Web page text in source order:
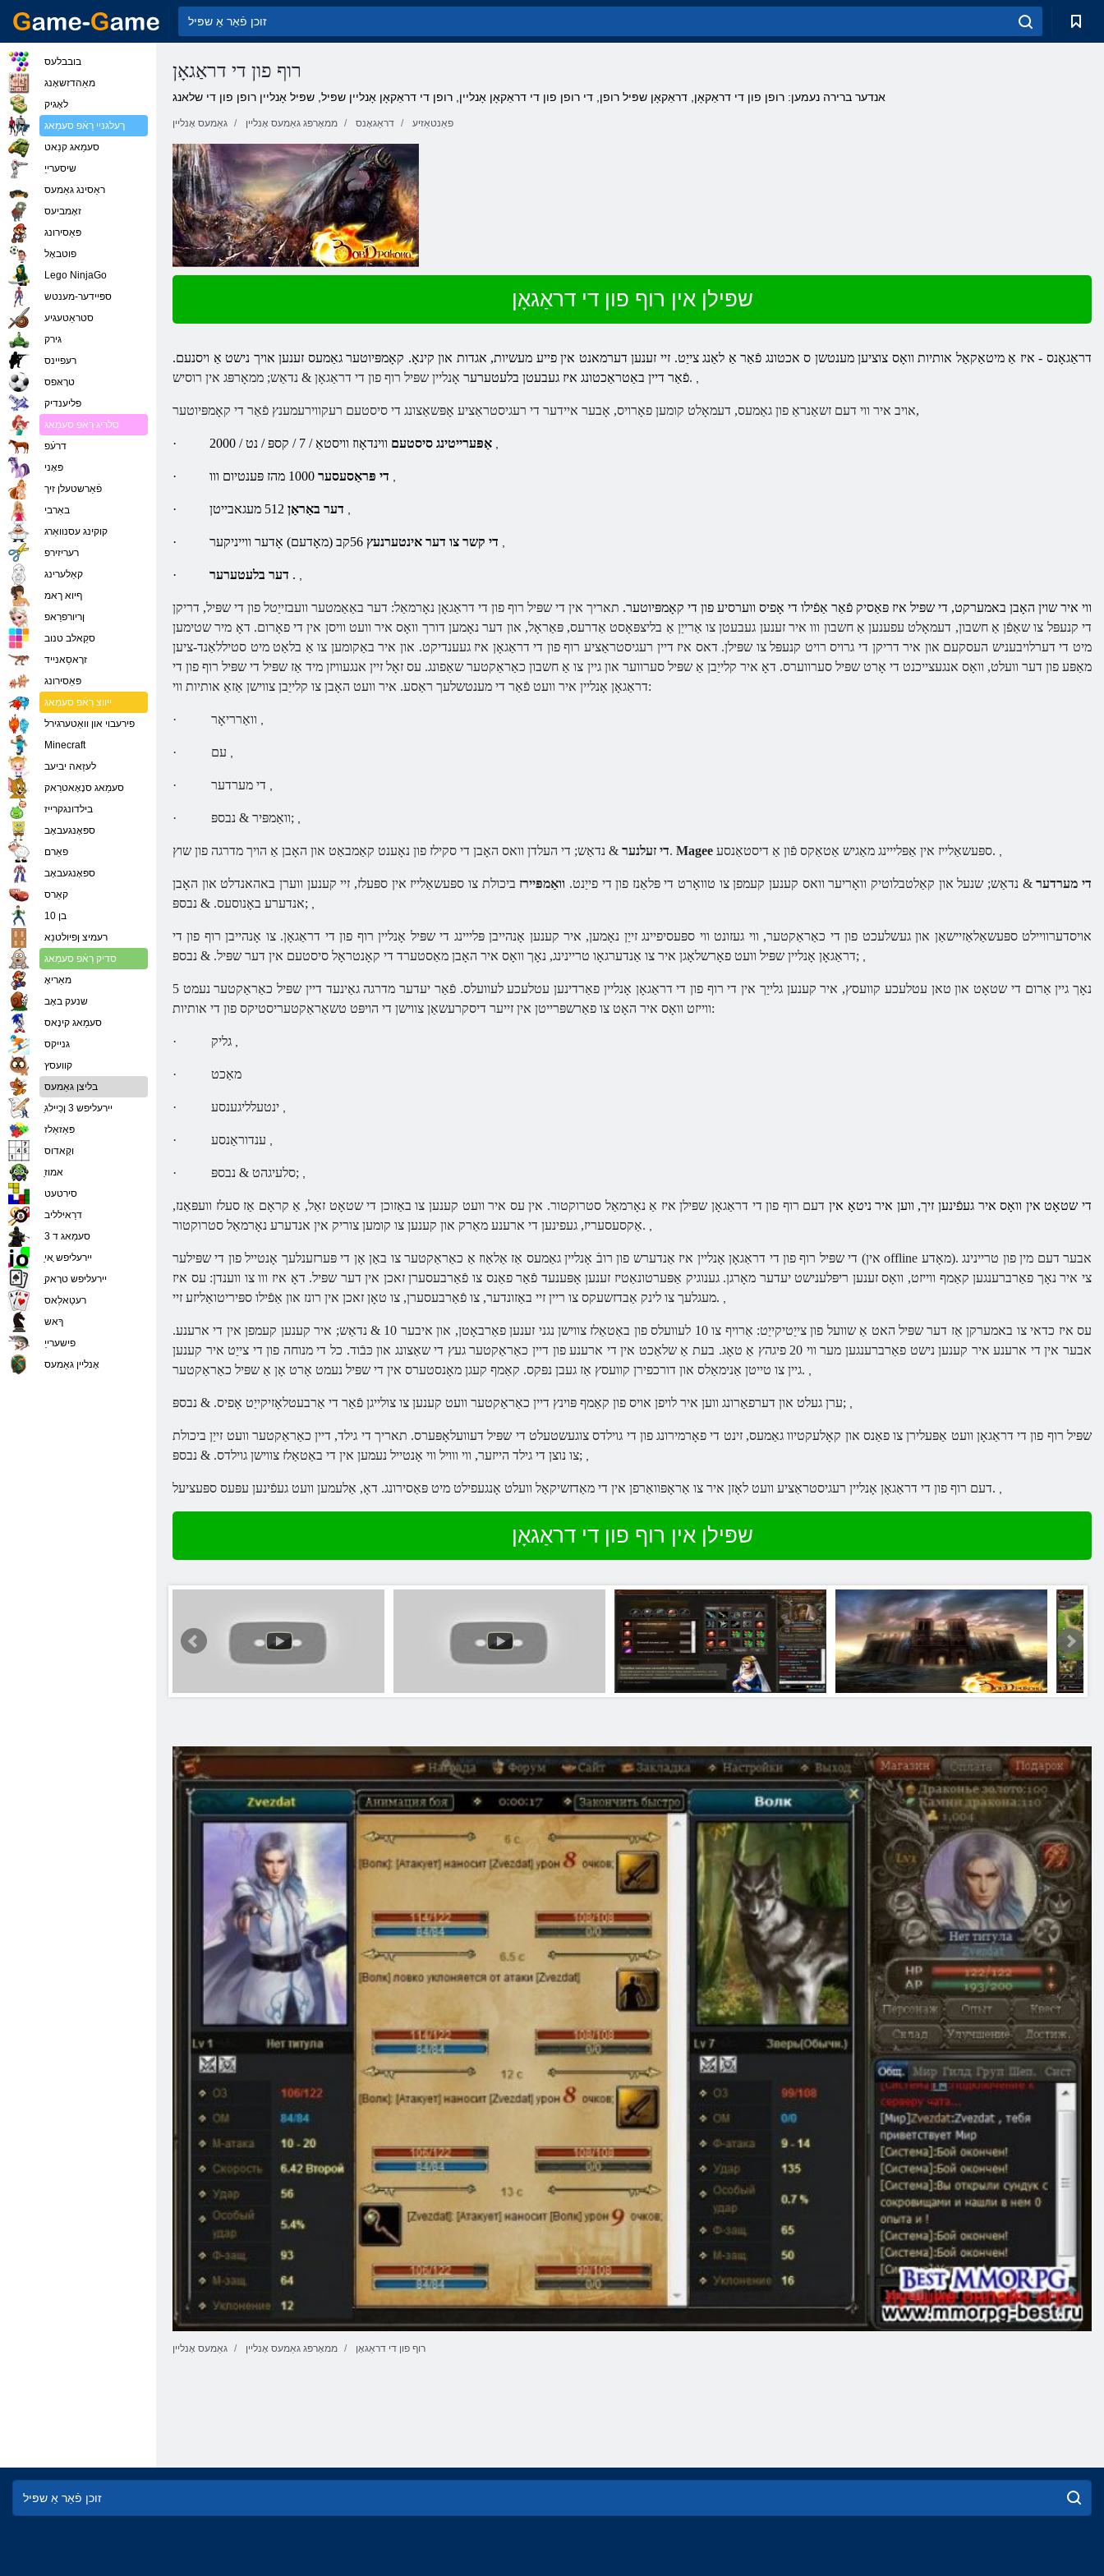
רוף פון די דראַגאָן
אנדער ברירה נעמען: רופן פון די דראַקאָן, דראַקאָן שפּיל רופן, די רופן פון די דראַקאָן אָנליין, רופן די דראַקאָן אָנליין שפּיל, שפּיל אָנליין רופן פון די שלאנג
גאַמעס אָנליין ממאָרפּג גאַמעס אָנליין דראַגאָנס פאַנטאַזיע
שפּילן אין רוף פון די דראַגאָן
דראַגאָנס - איז אַ מיטאַקאַל אותיות וואָס צוציען מענטשן ס אכטונג פֿאַר אַ לאַנג צייַט. זיי זענען דערמאנט אין פייע מעשיות, אגדות און קינאָ. קאָמפּיוטער גאַמעס זענען אויך נישט אַ ויסנעם.
פֿאַר דיין באַטראַכטונג איז געבעטן בלעטערעראָנליין שפּיל רוף פון די דראַגאָן & נדאַש; ממאָרפּג אין רוסיש.
אויב איר ווי דעם זשאַנראַ פון גאַמעס, דעמאָלט קומען פאָרויס, אָבער איידער די רעגיסטראַציע אָפּשאַצונג די סיסטעם רעקווירעמענץ פֿאַר די קאָמפּיוטער,
· אַפּערייטינג סיסטעם
· די פּראַסעסער
· דער באַראַן
· די קשר צו דער אינטערנעץ
· .
ווי איר שוין האָבן באמערקט, די שפּיל איז פּאַסיק פֿאַר אַפֿילו די אָפיס ווערסיע פון ​​די קאָמפּיוטער. תאריך אין די שפּיל רוף פון די דראַגאָן נאָרמאַל: דער באַאַמטער וועבזייַטל פון די שפּיל, דריקן
די קנעפּל צו שאַפֿן אַ חשבון, דעמאָלט עפענען אַ חשבון ווו איר זענען געבעטן צו אַרייַן אַ בליצפּאָסט אַדרעס, פּאַראָל, און דער נאָמען דורך וואָס איר וועט וויסן אין די פאָרום. דאָ מיר שטימען
מיט די דערלויבעניש העסקעם און איר דריקן די גרויס רויט קנעפּל צו שפּילן. דאס איז דיין רעגיסטראַציע רוף פון די דראַגאָן איז געענדיקט. און איר באַקומען צו אַ בלאַט מיט סטיללאַנד-ציען
מאַפּע פון ​​דער וועלט, וואָס אנגעצייכנט די אָרט שפּיל סערווערס. דאָ איר קלייַבן אַ שפּיל סערווער און גיין צו אַ חשבון כאַראַקטער שאַפונג. עס זאָל זיין אנגעוויזן מיד אַז שפּיל די שפּיל רוף פון די
דראַגאָן אָנליין איר וועט פֿאַר די מענטשלעך ראַסע. איר וועט האָבן צו קלייַבן צווישן אַזאַ אותיות ווי:
·
·
·
· וואַמפּיר& נבספּ;
די זעלנער& נדאַש; די העלדן וואס האָבן די סקילז פון נאָענט קאַמבאַט און האָבן אַ הויך מדרגה פון שוץ. Magee ספּעשאַלייז אין אַפּלייינג מאַגיש אַטאַקס פֿון אַ דיסטאַנסע.
די מערדער& נדאַש; שנעל און קאַלטבלוטיק וואָריער וואס קענען קעמפן צו טוואָרט די פּלאַנז פון די פייַנט. וואַמפּיירז ביכולת צו ספּעשאַלייז אין ספּעלז, זיי קענען ווערן באהאנדלט און האָבן
אנדערע באָנוסעס.& נבספּ;
אויסדערוויילט ספּעשאַלאַזיישאַן און געשלעכט פון די כאַראַקטער, ווי געזונט ווי ספּעסיפיינג זייַן נאָמען, איר קענען אָנהייבן פּלייינג די שפּיל אָנליין רוף פון די דראַגאָן. צו אָנהייבן רוף פון די
דראַגאָן אָנליין שפּיל וועט פאָרשלאָגן איר צו אַנדערגאָו טריינינג, נאָך וואָס איר האָבן מאַסטערד די קאָנטראָל סיסטעם אין דער שפּיל.& נבספּ;
נאָך גיין אַרום די שטאָט און טאן עטלעכע קוועסץ, איר קענען גלייַך אין די רוף פון די דראַגאָן אָנליין פאַרדינען עטלעכע לעוועלס. פֿאַר יעדער מדרגה גאַינעד דיין שפּיל כאַראַקטער נעמט 5
ווייזט וואָס איר האָט צו פאַרשפּרייטן אין זייער דיסקרעשאַן צווישן די הויפּט טשאַראַקטעריסטיקס פון די אותיות:
·
· מאַכט
·
·
· סלעיגהט& נבספּ;
די שטאָט אין וואָס איר געפֿינען זיך, ווען איר ניטאָ אין דעם רוף פון די דראַגאָן שפּילן איז אַ נאָרמאַל סטרוקטור. אין עס איר וועט קענען צו באַזוכן די שטאָט זאַל, אַ קראָם אַז סעלז וועפּאַנז,
אַקסעסעריז, געפינען די ארענע מאַרק און קענען צו קומען צוריק אין אנדערע נאָרמאַל סטרוקטור.
די שפּיל רוף פון די דראַגאָן אָנליין איז אַנדערש פון רובֿ אָנליין גאַמעס אַז אַלאַוז אַ כאַראַקטער צו באַן אָן די פּערזענלעך אָנטייל פון די שפּילער (אין offline מאָדע). אבער דעם מין פון טריינינג
צי איר נאָך פאַרברענגען קאַמף ווייזט, וואָס זענען ריפּלענישט יעדער מאָרגן. גענוגיק אַפּערטונאַטיז זענען אָפּענעד פֿאַר פאַנס צו פֿאַרבעסערן זאכן אין דער שפּיל. דאָ איז ווו צו ווענדן: עס איז
מעגלעך צו לינק אַבדזשעקס צו ריין זיי באַזונדער, צו פֿאַרבעסערן, צו טאָן זאכן אין רונז און אַפֿילו ספּיריטואַליזע זיי.
עס איז כדאי צו באמערקן אַז דער שפּיל האט אַ שוועל פון צייַטיקייַט: אַרויף צו 10 לעוועלס פון באַטאַלז צווישן נגני זענען פאַרבאָטן, און איבער 10 & נדאַש; איר קענען קעמפן אין די ארענע.
אבער אין די ארענע איר קענען נישט פאַרברענגען מער ווי 20 פיגהץ אַ טאָג. בעת אַ שלאַכט אין די ארענע פון ​​דיין כאַראַקטער געץ די שאַצונג און כּבֿוד. כל די מנוחה פון די צייַט איר קענען
גיין צו טייטן אַנימאַלס און דורכפירן קוועסץ אַז געבן נפּקס. קאַמף קעגן מאָנסטערס אין די שפּיל נעמט אָרט אָן אַ שפּיל כאַראַקטער.
ערן געלט און דערפאַרונג ווען איר לויפן אויס פון קאַמף פּוינץ דיין כאַראַקטער וועט קענען צו צולייגן פֿאַר די אַרבעטלאָזיקייַט אָפיס.& נבספּ;
שפּיל רוף פון די דראַגאָן וועט אַפּעלירן צו פאַנס און קאָלעקטיוו גאַמעס, זינט די פאָרמירונג פון די גוילדס צוגעשטעלט די שפּיל דעוועלאָפּערס. תאריך די גילד, דיין כאַראַקטער וועט זייַן ביכולת
צו נוצן די גילד הייזער, ווי ווויל ווי אָנטייל נעמען אין די באַטאַלז צווישן גוילדס.& נבספּ;
דעם רוף פון די דראַגאָן אָנליין רעגיסטראַציע וועט לאָזן איר צו אַראָפּוואַרפן אין די מאַדזשיקאַל וועלט אָנגעפילט מיט פּאַסירונג. דאָ, אַלעמען וועט געפֿינען עפּעס ספּעציעל.
שפּילן אין רוף פון די דראַגאָן
גאַמעס אָנליין ממאָרפּג גאַמעס אָנליין רוף פון די דראַגאָן
בובבלעס
מאַהדזשאָנג
לאָגיק
ךעלגניי רַאֿפ סעמַאג
סעמַאג קנַאט
שיסערייַ
ראַסינג גאַמעס
זאָמביעס
פּאַסירונג
פוטבאָל
Lego NinjaGo
ספּיידער-מענטש
סטראַטעגיע
גירק
רעּפיינס
טרָאּפס
פליענדיק
סלריג רַאֿפ סעמַאג
דרעֿפ
פּאָני
פֿאַרשטעלן זיך
באַרבי
קוקינג עסנוואַרג
רעריזירפ
קאַלערינג
ףיוא ךאמ
ןריורפרַאפ
סקַאלב טנוב
זרָאסַאנייד
פּאַסירונג
ייווצ רַאֿפ סעמַאג
פירעבוי און וואַטערגירל
Minecraft
לעזַאה יביעב
סעמַאג סנָאָאטרַאק
בילדונגקרייז
ספּאָנגעבאָב
פאַרם
ספּאָנגעבאָב
קאַרס
בן 10
רעמיצ ןפיולטנַא
סדיק רַאֿפ סעמַאג
מאַריאָ
שנעק באָב
סעמַאג קינָאס
גנייקס
קוועסץ
בליצן גאַמעס
ַיירעליּפש 3 ןכַיילג
פּאַזאַלז
וקָאדוס
ַאמוז
סירטעט
דרַאילליב
סעמַאג ד 3
ַיירעליּפש ָאי
ַיירעליּפש טרָאק
רעטַאלַאס
ךָאש
פישערייַ
אָנליין גאַמעס